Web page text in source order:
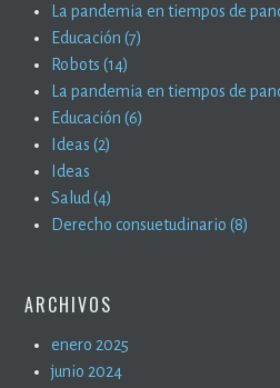
La pandemia en tiempos de
Educación (7)
Robots (14)
La pandemia en tiempos de
Educación (6)
Ideas (2)
Ideas
Salud (4)
Derecho consuetudinario (8)
ARCHIVOS
enero 2025
junio 2024